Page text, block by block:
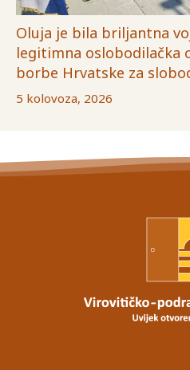
Oluja je bila briljantna
legitimna oslobodilačka
borbe Hrvatske za
5 kolovoza, 2026